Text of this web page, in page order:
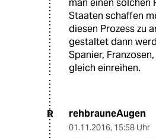
man einen solchen
Staaten schaffen
diesen Prozess zu
gestaltet dann
Spanier,
gleich einreihen.
R rehbrauneAugen
01.11.2016, 15:58 Uhr